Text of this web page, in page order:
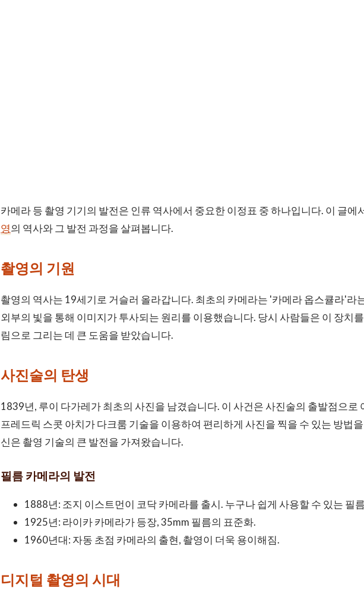
카메라 등 촬영 기기의 발전은 인류 역사에서 중요한 이정표 중 하나입니다. 이 글에
영의 역사와 그 발전 과정을 살펴봅니다.
촬영의 기원
촬영의 역사는 19세기로 거슬러 올라갑니다. 최초의 카메라는 '카메라 옵스큘라'라
외부의 빛을 통해 이미지가 투사되는 원리를 이용했습니다. 당시 사람들은 이 장치
림으로 그리는 데 큰 도움을 받았습니다.
사진술의 탄생
1839년, 루이 다가레가 최초의 사진을 남겼습니다. 이 사건은 사진술의 출발점으로
프레드릭 스콧 아치가 다크룸 기술을 이용하여 편리하게 사진을 찍을 수 있는 방법
신은 촬영 기술의 큰 발전을 가져왔습니다.
필름 카메라의 발전
1888년: 조지 이스트먼이 코닥 카메라를 출시. 누구나 쉽게 사용할 수 있는 필
1925년: 라이카 카메라가 등장, 35mm 필름의 표준화.
1960년대: 자동 초점 카메라의 출현, 촬영이 더욱 용이해짐.
디지털 촬영의 시대